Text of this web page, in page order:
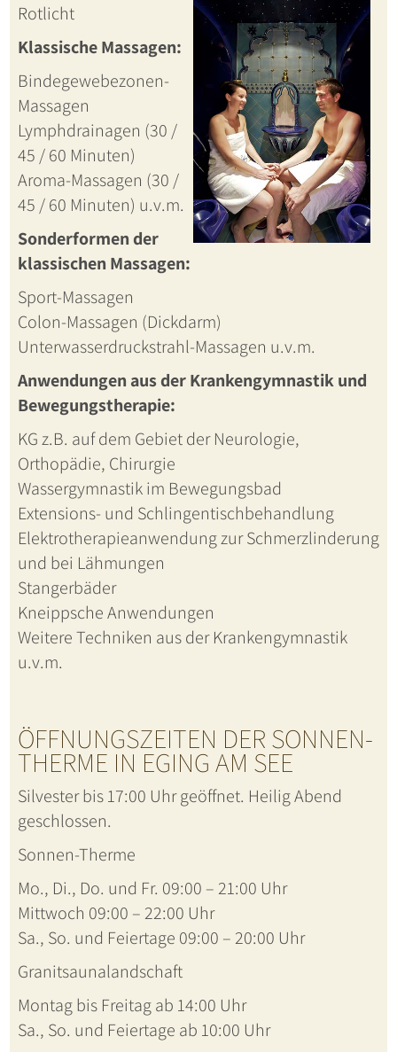
Rotlicht
Klassische Massagen:
Bindegewebezonen-
Massagen
Lymphdrainagen (30 /
45 / 60 Minuten)
Aroma-Massagen (30 /
45 / 60 Minuten) u.v.m.
Sonderformen der
klassischen Massagen:
Sport-Massagen
Colon-Massagen (Dickdarm)
Unterwasserdruckstrahl-Massagen u.v.m.
Anwendungen aus der Krankengymnastik und
Bewegungstherapie:
KG z.B. auf dem Gebiet der Neurologie,
Orthopädie, Chirurgie
Wassergymnastik im Bewegungsbad
Extensions- und Schlingentischbehandlung
Elektrotherapieanwendung zur Schmerzlinderung
und bei Lähmungen
Stangerbäder
Kneippsche Anwendungen
Weitere Techniken aus der Krankengymnastik
u.v.m.
ÖFFNUNGSZEITEN DER SONNEN-
THERME IN EGING AM SEE
Silvester bis 17:00 Uhr geöffnet. Heilig Abend
geschlossen.
Sonnen-Therme
Mo., Di., Do. und Fr. 09:00 – 21:00 Uhr
Mittwoch 09:00 – 22:00 Uhr
Sa., So. und Feiertage 09:00 – 20:00 Uhr
Granitsaunalandschaft
Montag bis Freitag ab 14:00 Uhr
Sa., So. und Feiertage ab 10:00 Uhr